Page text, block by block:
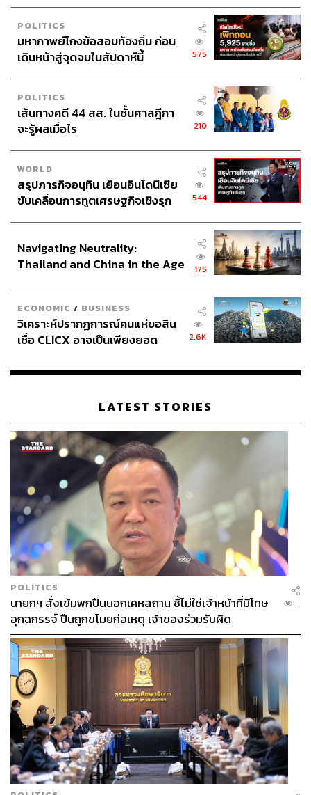
POLITICS
มหากาพย์โกงข้อสอบท้องถิ่น ก่อน
เดินหน้าสู่จุดจบในสัปดาห์นี้
575
POLITICS
เส้นทางคดี 44 สส. ในชั้นศาลฎีกา
จะรู้ผลเมื่อไร
210
WORLD
สรุปภารกิจอนุทิน เยือนอินโดนีเซีย
ขับเคลื่อนการทูตเศรษฐกิจเชิงรุก
544
Navigating Neutrality:
Thailand and China in the Age
175
ECONOMIC / BUSINESS
วิเคราะห์ปรากฏการณ์คนแห่ขอสิน
เชื่อ CLICX อาจเป็นเพียงยอด
เรือนไทยที่ถูกซุกไว้
2.6K
LATEST STORIES
POLITICS
นายกฯ สั่งเข้มพกปืนนอกเคหสถาน ชี้ไม่ใช่เจ้าหน้าที่มีโทษ
อุกฉกรรจ์ ปืนถูกขโมยก่อเหตุ เจ้าของร่วมรับผิด
...